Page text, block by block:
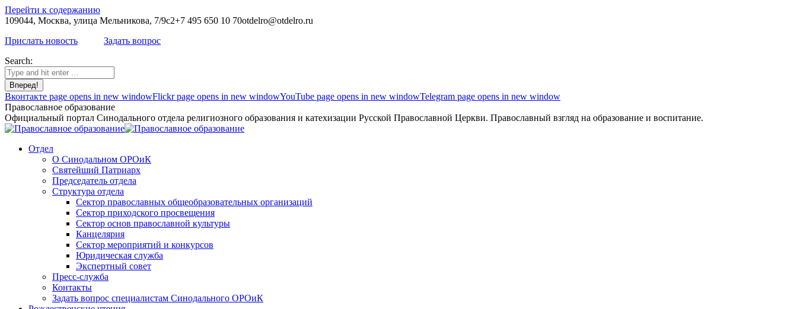
Перейти к содержанию
109044, Москва, улица Мельникова, 7/9с2+7 495 650 10 70otdelro@otdelro.ru
Прислать новость
Задать вопрос
Search:
Вконтакте page opens in new windowFlickr page opens in new windowYouTube page opens in new windowTelegram page opens in new window
Православное образование
Официальный портал Синодального отдела религиозного образования и катехизации Русской Православной Церкви. Православный взгляд на образование и воспитание.
Отдел
О Синодальном ОРОиК
Святейший Патриарх
Председатель отдела
Структура отдела
Сектор православных общеобразовательных организаций
Сектор приходского просвещения
Сектор основ православной культуры
Канцелярия
Сектор мероприятий и конкурсов
Юридическая служба
Экспертный совет
Пресс-служба
Контакты
Задать вопрос специалистам Синодального ОРОиК